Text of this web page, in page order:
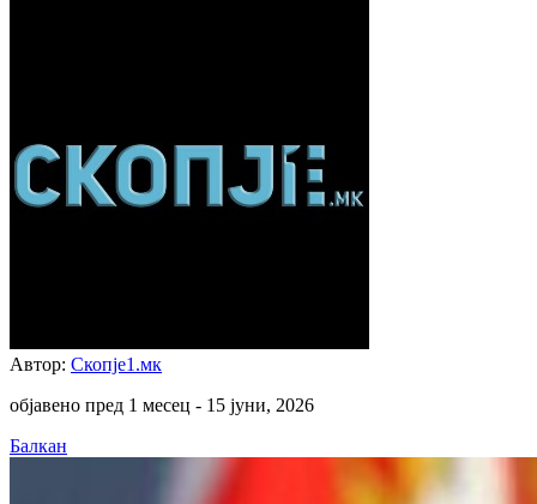
Автор: Скопје1.мк
објавено пред 1 месец - 15 јуни, 2026
Балкан